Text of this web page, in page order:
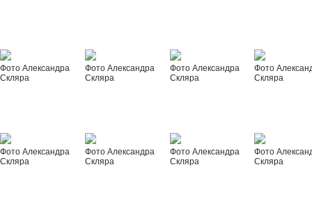
Фото Александра
Скляра
Фото Александра
Скляра
Фото Александра
Скляра
Фото
Скляра
Фото Александра
Скляра
Фото Александра
Скляра
Фото Александра
Скляра
Фото
Скляра